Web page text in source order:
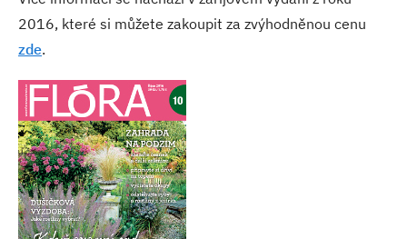
2016, které si můžete zakoupit za zvýhodněnou cenu
zde.